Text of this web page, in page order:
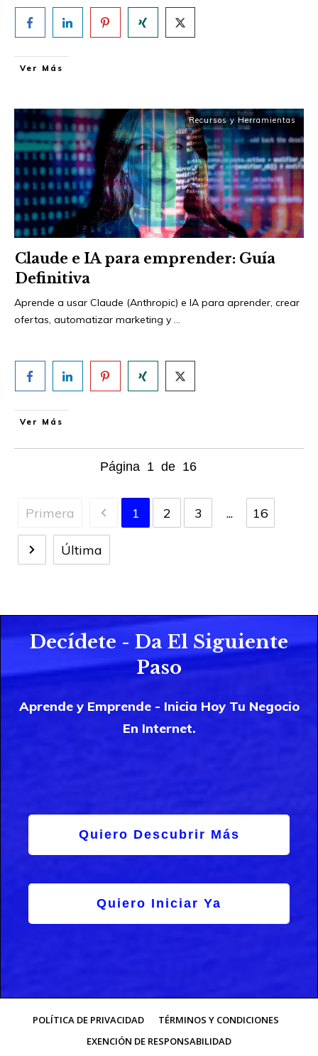
Ver Más
Recursos y Herramientas
Claude e IA para emprender: Guía
Definitiva
Aprende a usar Claude (Anthropic) e IA para aprender, crear
ofertas, automatizar marketing y ...
Ver Más
Página 1 de 16
Primera 1 2 3 ... 16
Última
Decídete - Da El Siguiente
Paso
Aprende y Emprende - Inicia Hoy Tu Negocio
En Internet.
Quiero Descubrir Más
Quiero Iniciar Ya
POLÍTICA DE PRIVACIDAD
TÉRMINOS Y CONDICIONES
EXENCIÓN DE RESPONSABILIDAD